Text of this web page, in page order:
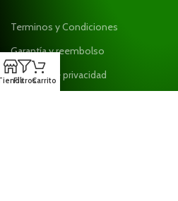
Terminos y Condiciones
Garantía y reembolso
Políticas de privacidad
FiltrosCarrito